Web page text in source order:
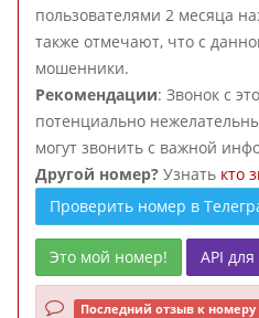
пользователями 2 месяца
также отмечают, что с
мошенники.
Рекомендации: Звонок с
потенциально
могут звонить с важной
Другой номер? Узнать кто
Проверить номер в
Это мой номер! API
Последний отзыв к номеру